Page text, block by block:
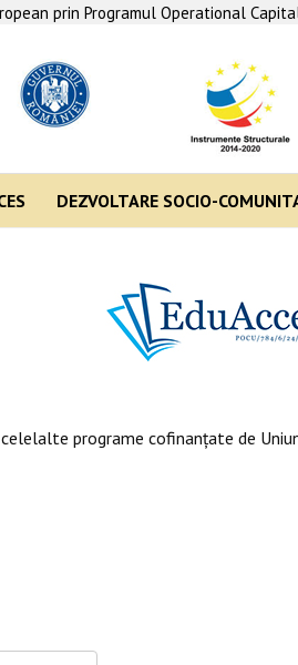
prin Programul Operational
DEZVOLTARE SOCIO-
programe cofinanţate de